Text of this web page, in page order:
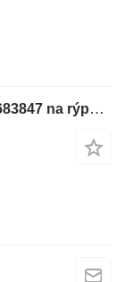
Olejový chladič Caterpillar 3477612 - 4683847 na rýpadla Caterpillar 324E 329E 330F 326F 329F 330FMHPU